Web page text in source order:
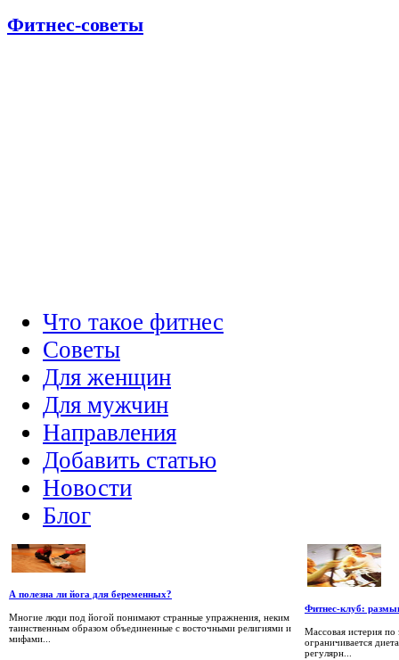
Фитнес-советы
Что такое фитнес
Советы
Для женщин
Для мужчин
Направления
Добавить статью
Новости
Блог
А полезна ли йога для беременных?
Многие люди под йогой понимают странные упражнения, неким
таинственным образом объединенные с восточными религиями и
мифами...
Фитнес-клуб:
Массовая истерия по
ограничивается
регулярн...